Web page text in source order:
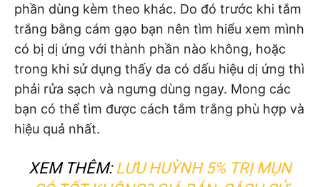
phần dùng kèm theo khác. Do đó trước khi tắm
trắng bằng cám gạo bạn nên tìm hiểu xem mình
có bị dị ứng với thành phần nào không, hoặc
trong khi sử dụng thấy da có dấu hiệu dị ứng thì
phải rửa sạch và ngưng dùng ngay. Mong các
bạn có thể tìm được cách tắm trắng phù hợp và
hiệu quả nhất.
XEM THÊM:LƯU HUỲNH 5% TRỊ MỤN